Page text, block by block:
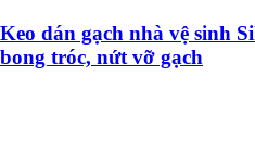
Keo dán gạch nhà vệ sinh
bong tróc, nứt vỡ gạch